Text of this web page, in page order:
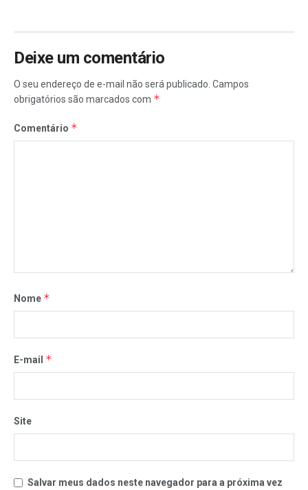
Deixe um comentário
O seu endereço de e-mail não será publicado. Campos
obrigatórios são marcados com *
Comentário *
Nome *
E-mail *
Site
Salvar meus dados neste navegador para a próxima vez